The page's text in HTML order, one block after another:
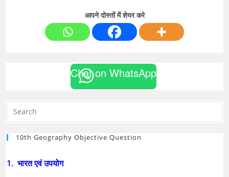
आपने दोस्तों में शेयर करे
Chat on WhatsApp
10th Geography Objective Question
1. भारत एवं उपयोग